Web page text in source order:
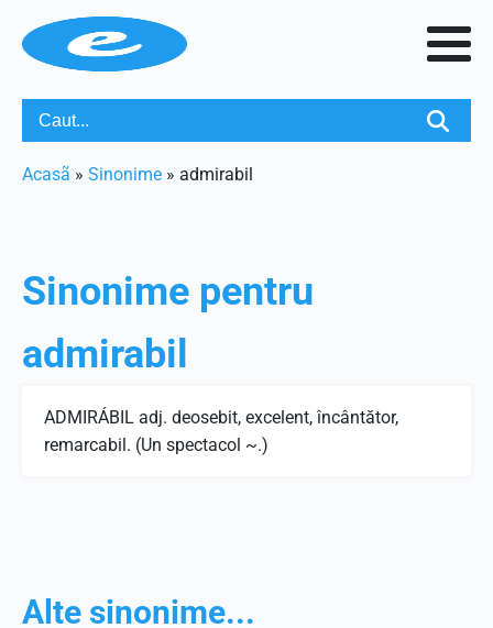
Acasã » Sinonime » admirabil
Sinonime pentru
admirabil
ADMIRÁBIL adj. deosebit, excelent, încântător,
remarcabil. (Un spectacol ~.)
Alte sinonime...